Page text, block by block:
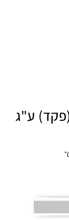
ע"ג